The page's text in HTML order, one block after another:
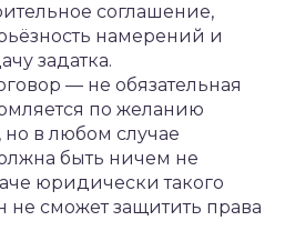
соглашение,
намерений и
задатка.
— не обязательная
по желанию
в любом случае
быть ничем не
юридически такого
не сможет защитить права